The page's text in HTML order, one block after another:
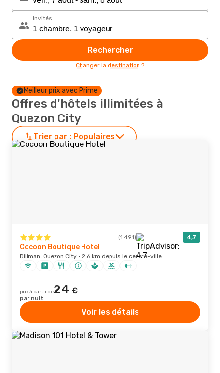
Invités
Rechercher
Changer la destination ?
Meilleur prix avec Prime
Offres d'hôtels illimitées à
Quezon City
Trier par : Populaires
(1 491) 4,7
Cocoon Boutique Hotel
Diliman, Quezon City · 2,6 km depuis le centre-ville
prix à partir de24 €
par nuit
Voir les détails